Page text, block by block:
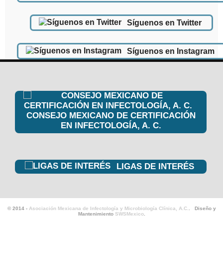
Síguenos en Twitter
Síguenos en Instagram
CONSEJO MEXICANO DE CERTIFICACIÓN
EN INFECTOLOGÍA, A. C.
LIGAS DE INTERÉS
© 2014 - Asociación Mexicana de Infectología y Microbiología Clínica, A.C.
. Diseño y
Mantenimiento SWSMexico.